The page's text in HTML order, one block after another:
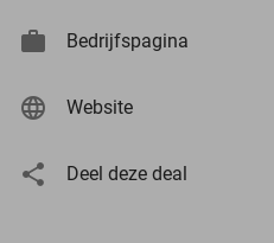
Bedrijfspagina
Website
Deel deze deal